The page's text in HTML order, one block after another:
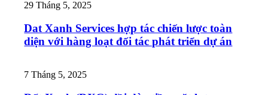
29 Tháng 5, 2025
Dat Xanh Services hợp tác chiến lược toàn
diện với hàng loạt đối tác phát triển dự án
7 Tháng 5, 2025